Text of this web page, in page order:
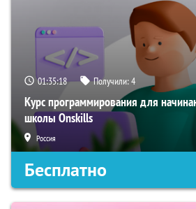
01:35:17 Получили:4
Курс программирования для
школы Onskills
Россия
Бесплатно